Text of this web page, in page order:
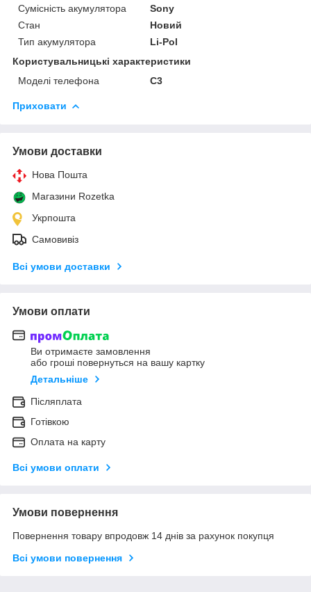
Сумісність акумулятора
Sony
Стан
Новий
Тип акумулятора
Li-Pol
Користувальницькі характеристики
Моделі телефона
C3
Приховати
Умови доставки
Нова Пошта
Магазини Rozetka
Укрпошта
Самовивіз
Всі умови доставки
Умови оплати
Ви отримаєте замовлення
або гроші повернуться на вашу картку
Детальніше
Післяплата
Готівкою
Оплата на карту
Всі умови оплати
Умови повернення
Повернення товару впродовж 14 днів за рахунок покупця
Всі умови повернення